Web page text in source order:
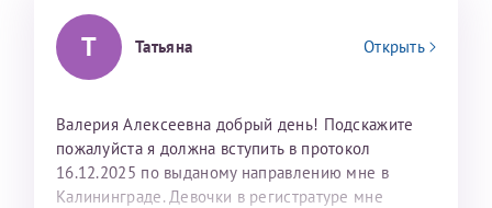
Т Татьяна Открыть
Валерия Алексеевна добрый день! Подскажите
пожалуйста я должна вступить в протокол
16.12.2025 по выданому направлению мне в
Калининграде. Девочки в регистратуре мне